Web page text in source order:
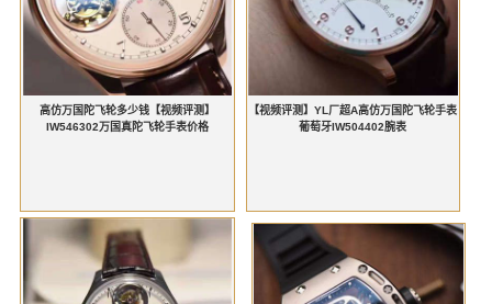
高仿万国陀飞轮多少钱【视频评测】
IW546302万国真陀飞轮手表价格
【视频评测】YL厂超A高仿万国陀飞轮手表
葡萄牙IW504402腕表